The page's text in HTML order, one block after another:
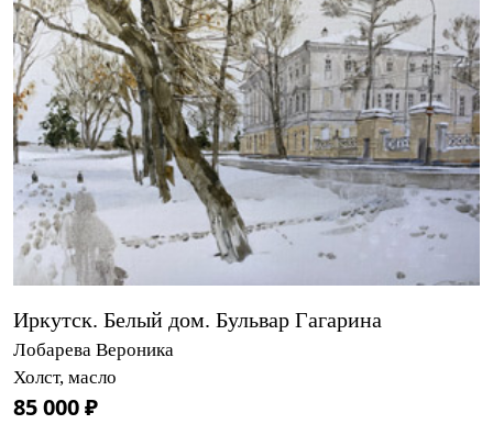
Иркутск. Белый дом. Бульвар Гагарина
Лобарева Вероника
Холст, масло
85 000 ₽